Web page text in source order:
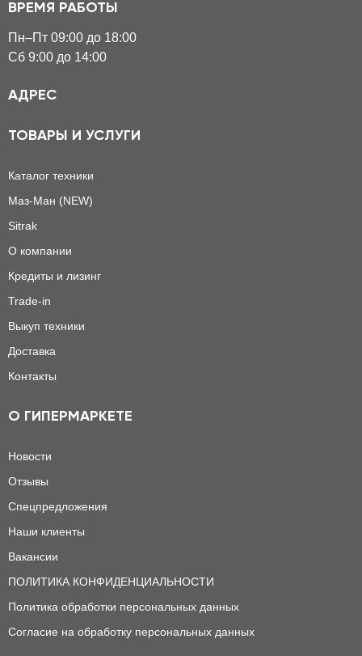
ВРЕМЯ РАБОТЫ
Пн–Пт 09:00 до 18:00
Сб 9:00 до 14:00
АДРЕС
ТОВАРЫ И УСЛУГИ
Каталог техники
Маз-Ман (NEW)
Sitrak
О компании
Кредиты и лизинг
Trade-in
Выкуп техники
Доставка
Контакты
О ГИПЕРМАРКЕТЕ
Новости
Отзывы
Спецпредложения
Наши клиенты
Вакансии
ПОЛИТИКА КОНФИДЕНЦИАЛЬНОСТИ
Политика обработки персональных данных
Согласие на обработку персональных данных